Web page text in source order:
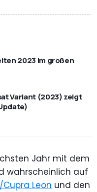
2023 im großen
Variant (2023) zeigt
Jahr mit dem
wahrscheinlich auf
Leon und den